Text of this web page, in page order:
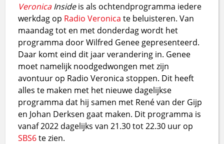
VeronicaInsideis als ochtendprogramma iedere
werkdag op Radio Veronica te beluisteren. Van
maandag tot en met donderdag wordt het
programma door Wilfred Genee gepresenteerd.
Daar komt eind dit jaar verandering in. Genee
moet namelijk noodgedwongen met zijn
avontuur op Radio Veronica stoppen. Dit heeft
alles te maken met het nieuwe dagelijkse
programma dat hij samen met René van der Gijp
en Johan Derksen gaat maken. Dit programma is
vanaf 2022 dagelijks van 21.30 tot 22.30 uur op
SBS6te zien.